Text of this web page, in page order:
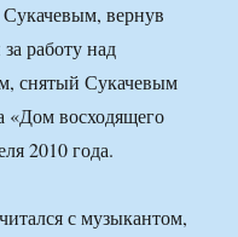
вернув
работу над
снятый Сукачевым
«Дом восходящего
2010 года.
с музыкантом,